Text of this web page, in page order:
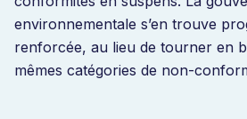
environnementale s’en trouve
renforcée, au lieu de tourner en
mêmes catégories de non-